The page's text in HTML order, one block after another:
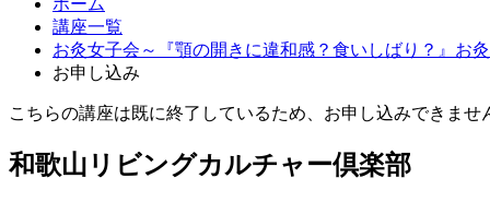
ホーム
講座一覧
お灸女子会～『顎の開きに違和感？食いしばり？』お
お申し込み
こちらの講座は既に終了しているため、お申し込みできませ
和歌山リビングカルチャー倶楽部